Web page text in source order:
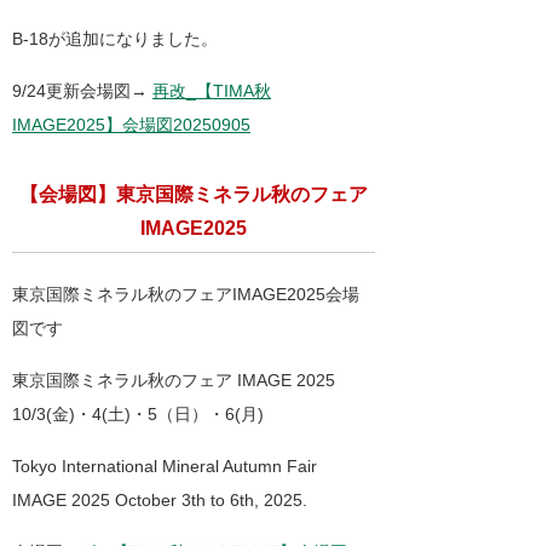
B-18が追加になりました。
9/24更新会場図→ 再改_【TIMA秋
IMAGE2025】会場図20250905
【会場図】東京国際ミネラル秋のフェア
IMAGE2025
東京国際ミネラル秋のフェアIMAGE2025会場
図です
東京国際ミネラル秋のフェア IMAGE 2025
10/3(金)・4(土)・5（日）・6(月)
Tokyo International Mineral Autumn Fair
IMAGE 2025 October 3th to 6th, 2025.